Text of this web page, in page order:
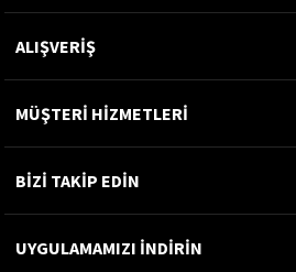
ALIŞVERİŞ
MÜŞTERİ HİZMETLERİ
BİZİ TAKİP EDİN
UYGULAMAMIZI İNDİRİN